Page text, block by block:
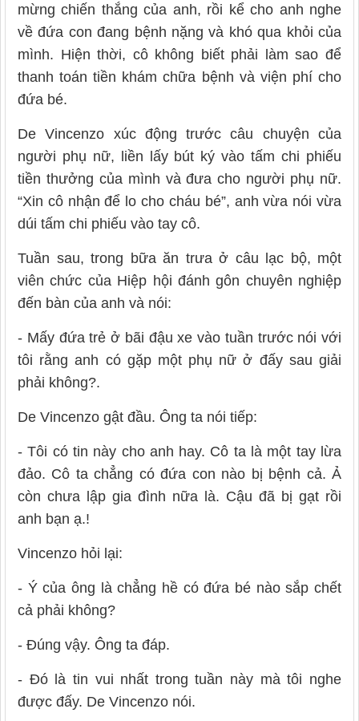
mừng chiến thắng của anh, rồi kể cho anh nghe
về đứa con đang bệnh nặng và khó qua khỏi của
mình. Hiện thời, cô không biết phải làm sao để
thanh toán tiền khám chữa bệnh và viện phí cho
đứa bé.
De Vincenzo xúc động trước câu chuyện của
người phụ nữ, liền lấy bút ký vào tấm chi phiếu
tiền thưởng của mình và đưa cho người phụ nữ.
“Xin cô nhận để lo cho cháu bé”, anh vừa nói vừa
dúi tấm chi phiếu vào tay cô.
Tuần sau, trong bữa ăn trưa ở câu lạc bộ, một
viên chức của Hiệp hội đánh gôn chuyên nghiệp
đến bàn của anh và nói:
- Mấy đứa trẻ ở bãi đậu xe vào tuần trước nói với
tôi rằng anh có gặp một phụ nữ ở đấy sau giải
phải không?.
De Vincenzo gật đầu. Ông ta nói tiếp:
- Tôi có tin này cho anh hay. Cô ta là một tay lừa
đảo. Cô ta chẳng có đứa con nào bị bệnh cả. Ả
còn chưa lập gia đình nữa là. Cậu đã bị gạt rồi
anh bạn ạ.!
Vincenzo hỏi lại:
- Ý của ông là chẳng hề có đứa bé nào sắp chết
cả phải không?
- Đúng vậy. Ông ta đáp.
- Đó là tin vui nhất trong tuần này mà tôi nghe
được đấy. De Vincenzo nói.